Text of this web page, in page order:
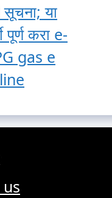
सूचना; या
पूर्ण करा e-
gas e